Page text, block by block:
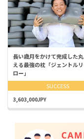
長い歳月をかけて完成した
える最強の枕「ジェントル
ロー」
SUCCESS
3,603,000JPY